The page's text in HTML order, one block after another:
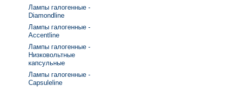
Лампы галогенные -
Diamondline
Лампы галогенные -
Accentline
Лампы галогенные -
Низковольтные
капсульные
Лампы галогенные -
Capsuleline